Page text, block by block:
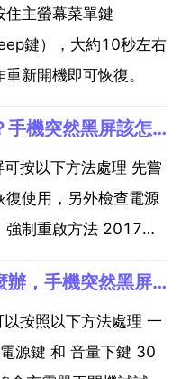
住主螢幕菜單鍵
鍵），大約10秒左右
新開機即可恢復。
手機突然黑屏了該怎麼辦？手機突然黑屏該怎麼辦？
按以下方法處理 先嘗
使用，另外檢查電源
強制重啟方法 2017年
後續上市新機型 x20以
量...
手機突然黑屏，打不開怎麼辦，手機突然黑屏打不開該怎麼辦？
按照以下方法處理 一
源鍵 和 音量下鍵 30